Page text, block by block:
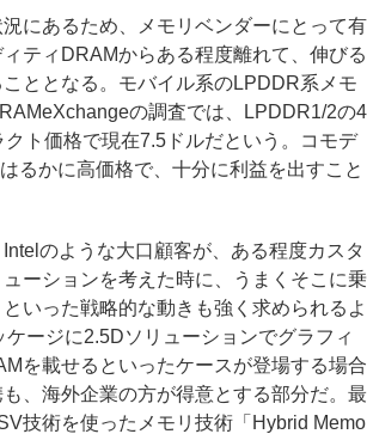
にあるため、メモリベンダーにとって有
ティDRAMからある程度離れて、伸びる
ととなる。モバイル系のLPDDR系メモ
の調査では、LPDDR1/2の4
ト価格で現在7.5ドルだという。コモデ
るかに高価格で、十分に利益を出すこと
のような大口顧客が、ある程度カスタ
ーションを考えた時に、うまくそこに乗
いった戦略的な動きも強く求められるよ
ケージに2.5Dソリューションでグラフィ
を載せるといったケースが登場する場合
、海外企業の方が得意とする部分だ。最
技術を使ったメモリ技術「Hybrid Memo